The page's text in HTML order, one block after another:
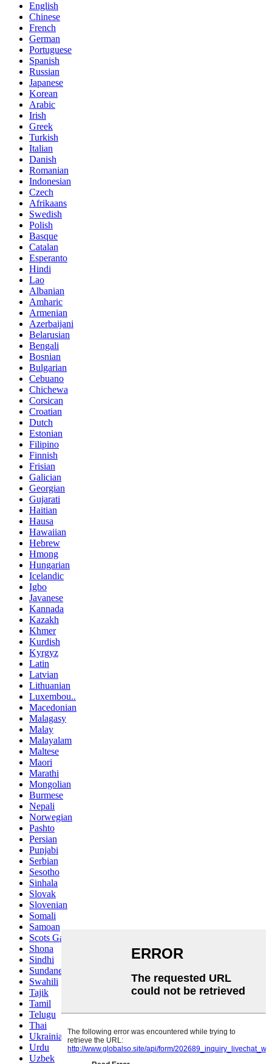
English
Chinese
French
German
Portuguese
Spanish
Russian
Japanese
Korean
Arabic
Irish
Greek
Turkish
Italian
Danish
Romanian
Indonesian
Czech
Afrikaans
Swedish
Polish
Basque
Catalan
Esperanto
Hindi
Lao
Albanian
Amharic
Armenian
Azerbaijani
Belarusian
Bengali
Bosnian
Bulgarian
Cebuano
Chichewa
Corsican
Croatian
Dutch
Estonian
Filipino
Finnish
Frisian
Galician
Georgian
Gujarati
Haitian
Hausa
Hawaiian
Hebrew
Hmong
Hungarian
Icelandic
Igbo
Javanese
Kannada
Kazakh
Khmer
Kurdish
Kyrgyz
Latin
Latvian
Lithuanian
Luxembou..
Macedonian
Malagasy
Malay
Malayalam
Maltese
Maori
Marathi
Mongolian
Burmese
Nepali
Norwegian
Pashto
Persian
Punjabi
Serbian
Sesotho
Sinhala
Slovak
Slovenian
Somali
Samoan
Scots Gaelic
Shona
Sindhi
Sundanese
Swahili
Tajik
Tamil
Telugu
Thai
Ukrainian
Urdu
Uzbek